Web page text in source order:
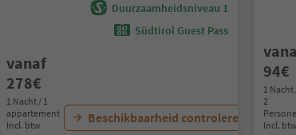
Duurzaamheidsniveau 1
Südtirol Guest Pass
vanaf
278€
1 Nacht / 1
appartement
Incl. btw
Beschikbaarheid controleren
94€
1 Nacht
2
Incl. btw